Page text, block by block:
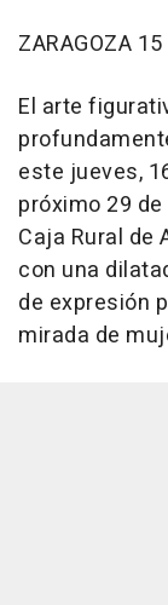
ZARAGOZA
El arte
este jueves,
próximo 29
Caja Rural de
con una
de expresión
mirada de